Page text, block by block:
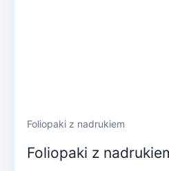
Foliopaki z nadrukiem
Foliopaki z